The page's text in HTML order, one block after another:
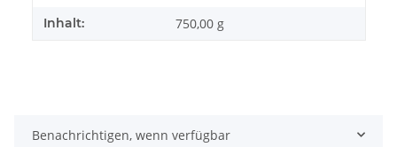
Inhalt: 750,00 g
Benachrichtigen, wenn verfügbar